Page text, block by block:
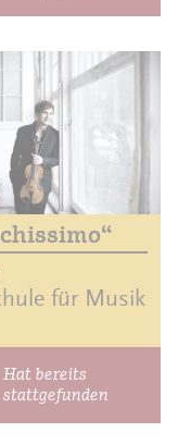
für Musik
Hat bereits
stattgefunden